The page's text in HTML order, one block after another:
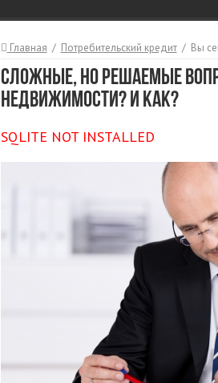
Главная / Потребительский кредит / Вы
Сложные, но решаемые
недвижимости? И как?
SQLITE NOT INSTALLED